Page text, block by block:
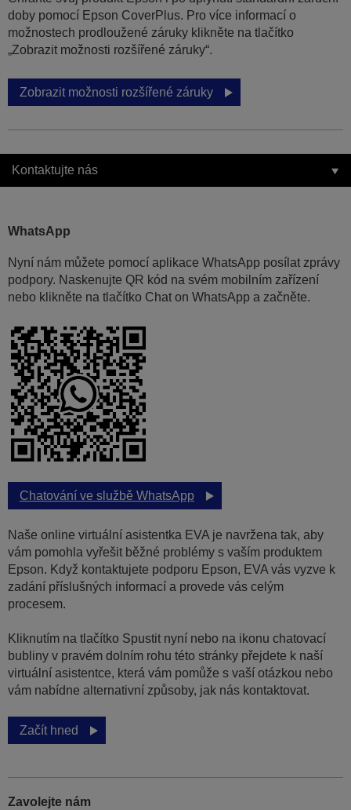
doby pomocí Epson CoverPlus. Pro více informací o
možnostech prodloužené záruky klikněte na tlačítko
„Zobrazit možnosti rozšířené záruky“.
Zobrazit možnosti rozšířené záruky
Kontaktujte nás
WhatsApp
Nyní nám můžete pomocí aplikace WhatsApp posílat zprávy
podpory. Naskenujte QR kód na svém mobilním zařízení
nebo klikněte na tlačítko Chat on WhatsApp a začněte.
Chatování ve službě WhatsApp
Naše online virtuální asistentka EVA je navržena tak, aby
vám pomohla vyřešit běžné problémy s vaším produktem
Epson. Když kontaktujete podporu Epson, EVA vás vyzve k
zadání příslušných informací a provede vás celým
procesem.
Kliknutím na tlačítko Spustit nyní nebo na ikonu chatovací
bubliny v pravém dolním rohu této stránky přejdete k naší
virtuální asistentce, která vám pomůže s vaší otázkou nebo
vám nabídne alternativní způsoby, jak nás kontaktovat.
Začít hned
Zavolejte nám